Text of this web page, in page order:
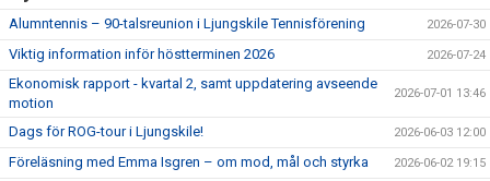
Alumntennis – 90-talsreunion i Ljungskile Tennisförening 2026-07-30
Viktig information inför höstterminen 2026 2026-07-24
Ekonomisk rapport - kvartal 2, samt uppdatering avseende
motion
2026-07-01 13:46
Dags för ROG-tour i Ljungskile! 2026-06-03 12:00
Föreläsning med Emma Isgren – om mod, mål och styrka 2026-06-02 19:15